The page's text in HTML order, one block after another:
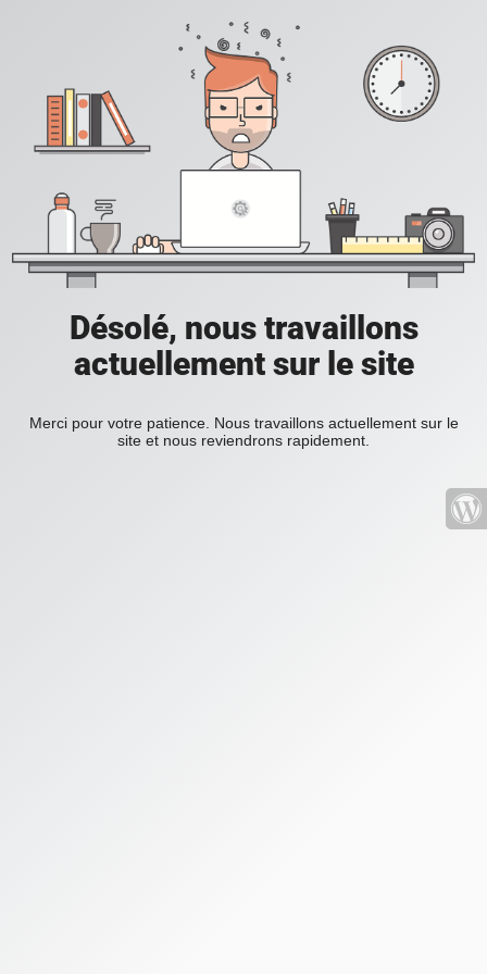
Désolé, nous travaillons
actuellement sur le site
Merci pour votre patience. Nous travaillons actuellement sur le
site et nous reviendrons rapidement.